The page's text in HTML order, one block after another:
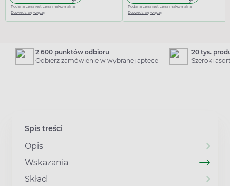
Podana cena jest ceną maksymalną
Dowiedz się więcej
Podana cena jest ceną maksymalną
Dowiedz się więcej
2 600 punktów odbioru
Odbierz zamówienie w wybranej aptece
20 tys.
Szeroki
Spis treści
Opis
Wskazania
Skład